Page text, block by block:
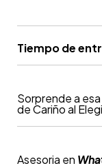
Tiempo de
Sorprende a
de Cariño al
Asesoria en